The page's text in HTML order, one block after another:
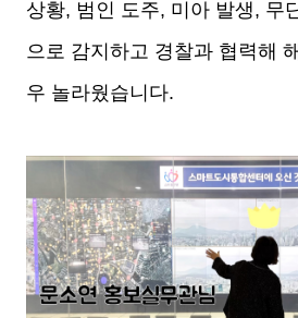
상황, 범인 도주, 미아 발생, 무
으로 감지하고 경찰과 협력해
우 놀라웠습니다.